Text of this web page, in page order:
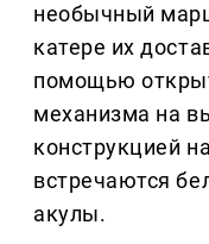
необычный
катере их
помощью
механизма на
конструкцией
встречаются
акулы.